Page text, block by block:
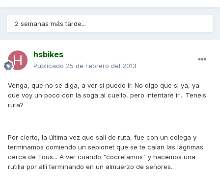
2 semanas más tarde...
hsbikes
Publicado 25 de Febrero del 2013
Venga, que no se diga, a ver si puedo ir. No digo que si ya, ya
que voy un poco con la soga al cuello, pero intentaré ir... Teneis
ruta?
Por cierto, la última vez que salí de ruta, fue con un colega y
terminamos comiendo un sepionet que se te caían las lágrimas
cerca de Tous... A ver cuando "cocretamos" y hacemos una
rutilla por allí terminando en un almuerzo de señores.